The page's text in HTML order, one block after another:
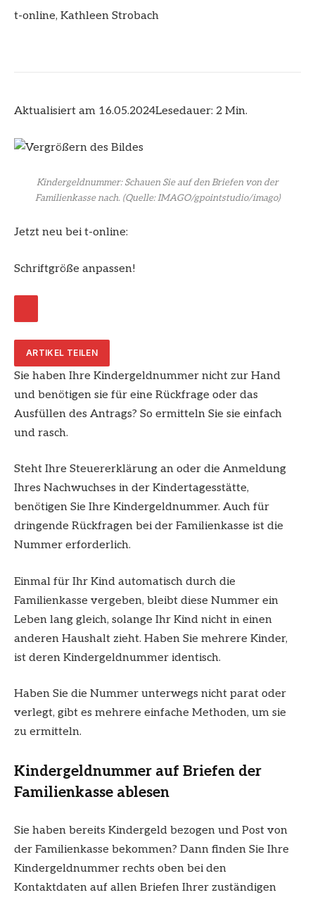
t-online, Kathleen Strobach
Aktualisiert am 16.05.2024Lesedauer: 2 Min.
Kindergeldnummer: Schauen Sie auf den Briefen von der
Familienkasse nach.(Quelle: IMAGO/gpointstudio/imago)
Jetzt neu bei t-online:
Schriftgröße anpassen!
ARTIKEL TEILEN
Sie haben Ihre Kindergeldnummer nicht zur Hand
und benötigen sie für eine Rückfrage oder das
Ausfüllen des Antrags? So ermitteln Sie sie einfach
und rasch.
Steht Ihre Steuererklärung an oder die Anmeldung
Ihres Nachwuchses in der Kindertagesstätte,
benötigen Sie Ihre Kindergeldnummer. Auch für
dringende Rückfragen bei der Familienkasse ist die
Nummer erforderlich.
Einmal für Ihr Kind automatisch durch die
Familienkasse vergeben, bleibt diese Nummer ein
Leben lang gleich, solange Ihr Kind nicht in einen
anderen Haushalt zieht. Haben Sie mehrere Kinder,
ist deren Kindergeldnummer identisch.
Haben Sie die Nummer unterwegs nicht parat oder
verlegt, gibt es mehrere einfache Methoden, um sie
zu ermitteln.
Kindergeldnummer auf Briefen der
Familienkasse ablesen
Sie haben bereits Kindergeld bezogen und Post von
der Familienkasse bekommen? Dann finden Sie Ihre
Kindergeldnummer rechts oben bei den
Kontaktdaten auf allen Briefen Ihrer zuständigen